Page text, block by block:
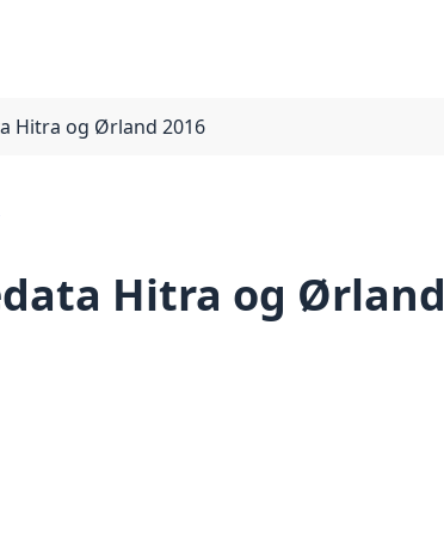
Hitra og Ørland 2016
Hitra og Ørland